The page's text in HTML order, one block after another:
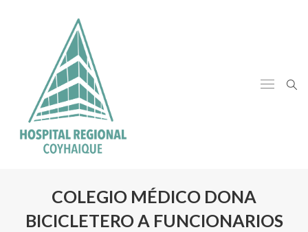
COLEGIO MÉDICO DONA
BICICLETERO A FUNCIONARIOS